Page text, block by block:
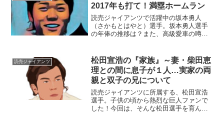
2017年も打て！満塁ホームラン
読売ジャイアンツで活躍中の坂本勇人
（さかもとはやと）選手。坂本勇人選手
の年俸の推移は？また、高級愛車の噂と
活躍中の坂本勇人選手。2008年の年俸
は、2550万円でした...
読売ジャイアンツ
松田宣浩の『家族』～妻・柴田恵
理との間に息子が１人…実家の両
親と双子の兄について
読売ジャイアンツに所属する、松田宣浩
選手。子供の頃から熱烈な巨人ファンで
した！今回は、そんな松田選手を育んだ